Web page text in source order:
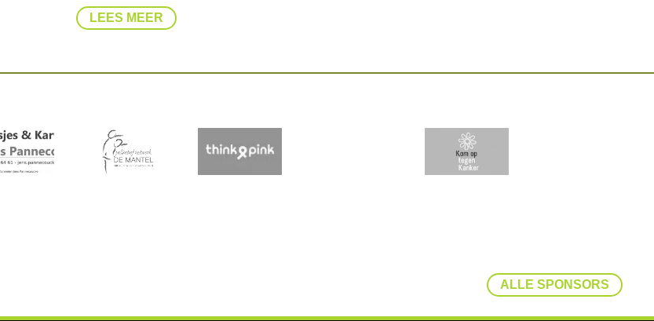
LEES MEER
ALLE SPONSORS